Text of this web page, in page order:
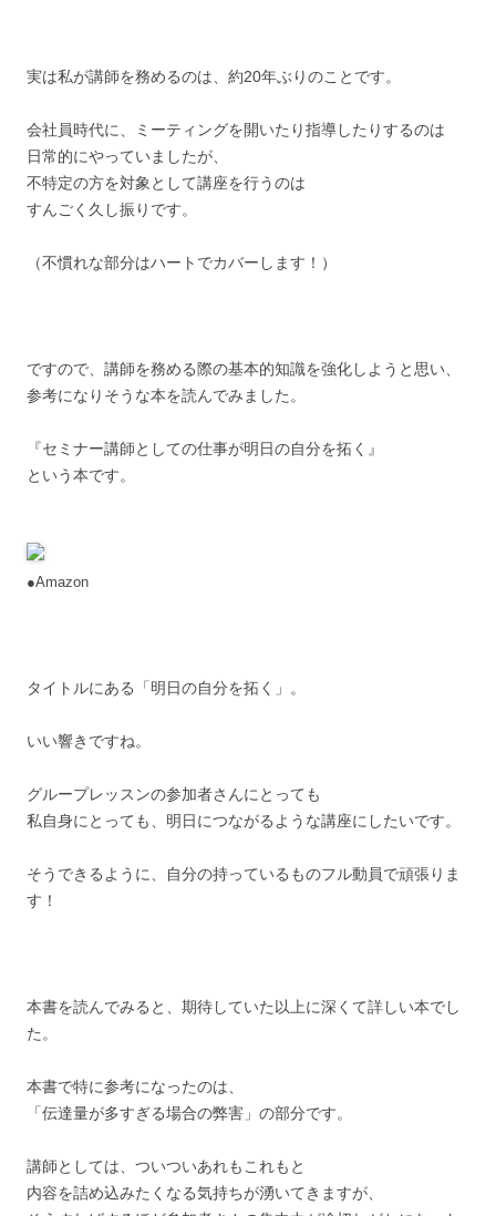
実は私が講師を務めるのは、約20年ぶりのことです。
会社員時代に、ミーティングを開いたり指導したりするのは
日常的にやっていましたが、
不特定の方を対象として講座を行うのは
すんごく久し振りです。
（不慣れな部分はハートでカバーします！）
ですので、講師を務める際の基本的知識を強化しようと思い、
参考になりそうな本を読んでみました。
『セミナー講師としての仕事が明日の自分を拓く』
という本です。
●Amazon
タイトルにある「明日の自分を拓く」。
いい響きですね。
グループレッスンの参加者さんにとっても
私自身にとっても、明日につながるような講座にしたいです。
そうできるように、自分の持っているものフル動員で頑張りま
す！
本書を読んでみると、期待していた以上に深くて詳しい本でし
た。
本書で特に参考になったのは、
「伝達量が多すぎる場合の弊害」の部分です。
講師としては、ついついあれもこれもと
内容を詰め込みたくなる気持ちが湧いてきますが、